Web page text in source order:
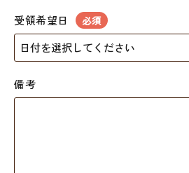
受領希望日 必須
備考